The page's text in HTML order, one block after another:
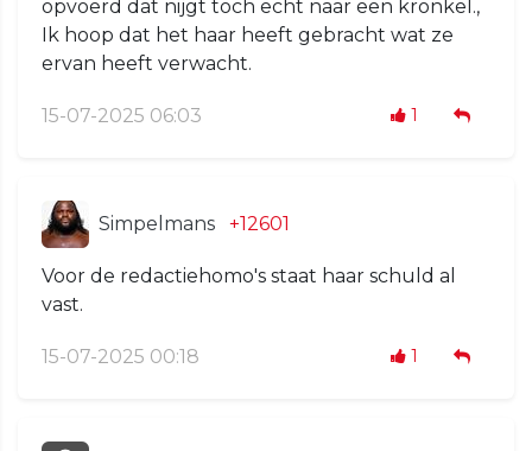
opvoerd dat nijgt toch echt naar een kronkel.,
Ik hoop dat het haar heeft gebracht wat ze
ervan heeft verwacht.
15-07-2025 06:03 1
Simpelmans +12601
Voor de redactiehomo's staat haar schuld al
vast.
15-07-2025 00:18 1